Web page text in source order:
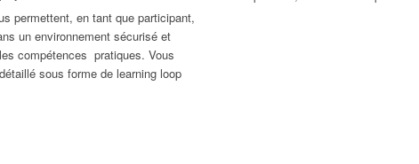
permettent, en tant que participant,
un environnement sécurisé et
compétences pratiques. Vous
sous forme de learning loop